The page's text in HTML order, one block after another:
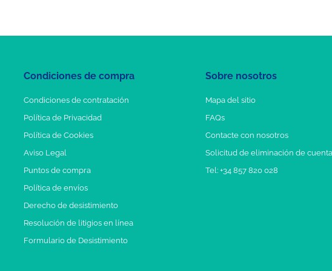
Condiciones de compra
Condiciones de contratación
Política de Privacidad
Política de Cookies
Aviso Legal
Puntos de compra
Política de envíos
Derecho de desistimiento
Resolución de litigios en línea
Formulario de Desistimiento
Sobre nosotros
Mapa del sitio
FAQs
Contacte con nosotros
Solicitud de eliminación de cuenta
Tel: +34 857 820 028